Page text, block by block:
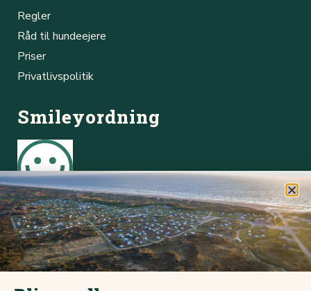
Regler
Råd til hundeejere
Priser
Privatlivspolitik
Smileyordning
Børsmose Strand Camping Cafe
Online booking
Du kan hurtigt og nemt booke plads via vores online